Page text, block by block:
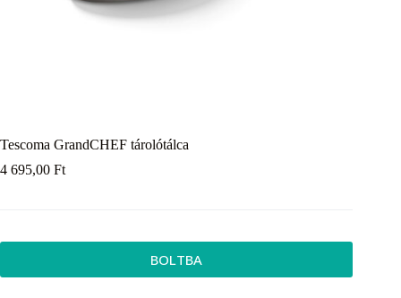
Tescoma GrandCHEF tárolótálca
4 695,00 Ft
BOLTBA